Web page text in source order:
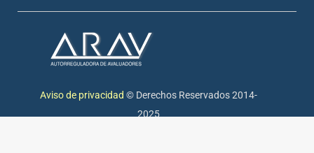
Aviso de privacidad © Derechos Reservados 2014-
2025